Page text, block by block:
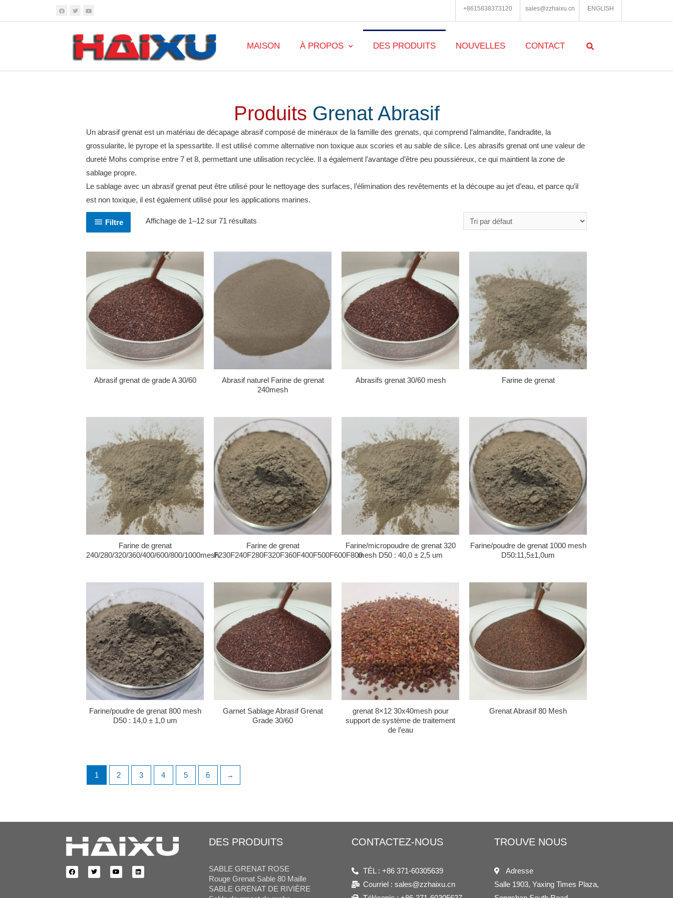
+8615838373120 sales@zzhaixu.cn ENGLISH
MAISON À PROPOS DES PRODUITS NOUVELLES CONTACT
Produits Grenat Abrasif
Un abrasif grenat est un matériau de décapage abrasif composé de minéraux de la famille des grenats, qui comprend l’almandite, l’andradite, la
grossularite, le pyrope et la spessartite. Il est utilisé comme alternative non toxique aux scories et au sable de silice. Les abrasifs grenat ont une valeur de
dureté Mohs comprise entre 7 et 8, permettant une utilisation recyclée. Il a également l’avantage d’être peu poussiéreux, ce qui maintient la zone de
sablage propre.
Le sablage avec un abrasif grenat peut être utilisé pour le nettoyage des surfaces, l’élimination des revêtements et la découpe au jet d’eau, et parce qu’il
est non toxique, il est également utilisé pour les applications marines.
Filtre Affichage de 1–12 sur 71 résultats
Abrasif grenat de grade A 30/60
Abrasif naturel Farine de grenat
240mesh
Abrasifs grenat 30/60 mesh Farine de grenat
Farine de grenat
240/280/320/360/400/600/800/1000mesh
Farine de grenat
F230F240F280F320F360F400F500F600F800
Farine/micropoudre de grenat 320
mesh D50 : 40,0 ± 2,5 um
Farine/poudre de grenat 1000 mesh
D50:11,5±1,0um
Farine/poudre de grenat 800 mesh
D50 : 14,0 ± 1,0 um
Garnet Sablage Abrasif Grenat
Grade 30/60
grenat 8×12 30x40mesh pour
support de système de traitement
de l’eau
Grenat Abrasif 80 Mesh
1 2 3 4 5 6 →
DES PRODUITS
SABLE GRENAT ROSE
Rouge Grenat Sable 80 Maille
SABLE GRENAT DE RIVIÈRE
CONTACTEZ-NOUS
TÉL : +86 371-60305639
Courriel : sales@zzhaixu.cn
TROUVE NOUS
Adresse
Salle 1903, Yaxing Times Plaza,